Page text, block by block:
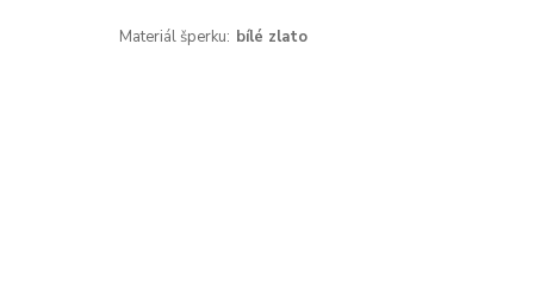
Materiál šperku: bílé zlato